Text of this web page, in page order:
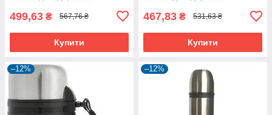
499,63 ₴ 567,76 ₴
Купити
467,83 ₴ 531,63 ₴
Купити
–12% –12%